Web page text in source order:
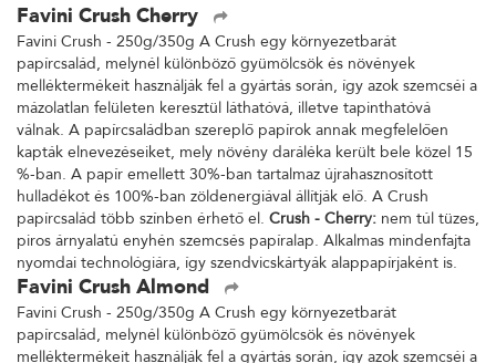
Favini Crush Cherry
Favini Crush - 250g/350g A Crush egy környezetbarát
papírcsalád, melynél különböző gyümölcsök és növények
melléktermékeit használják fel a gyártás során, így azok szemcséi a
mázolatlan felületen keresztül láthatóvá, illetve tapinthatóvá
válnak. A papírcsaládban szereplő papírok annak megfelelően
kapták elnevezéseiket, mely növény daráléka került bele közel 15
%-ban. A papír emellett 30%-ban tartalmaz újrahasznosított
hulladékot és 100%-ban zöldenergiával állítják elő. A Crush
papírcsalád több színben érhető el. Crush - Cherry: nem túl tüzes,
piros árnyalatú enyhén szemcsés papíralap. Alkalmas mindenfajta
nyomdai technológiára, így szendvicskártyák alappapírjaként is.
Favini Crush Almond
Favini Crush - 250g/350g A Crush egy környezetbarát
papírcsalád, melynél különböző gyümölcsök és növények
melléktermékeit használják fel a gyártás során, így azok szemcséi a